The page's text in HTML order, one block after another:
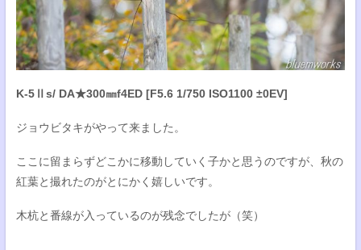
K-5Ⅱs/ DA★300㎜f4ED [F5.6 1/750 ISO1100 ±0EV]
ジョウビタキがやって来ました。
ここに留まらずどこかに移動していく子かと思うのですが、秋の
紅葉と撮れたのがとにかく嬉しいです。
木杭と番線が入っているのが残念でしたが（笑）